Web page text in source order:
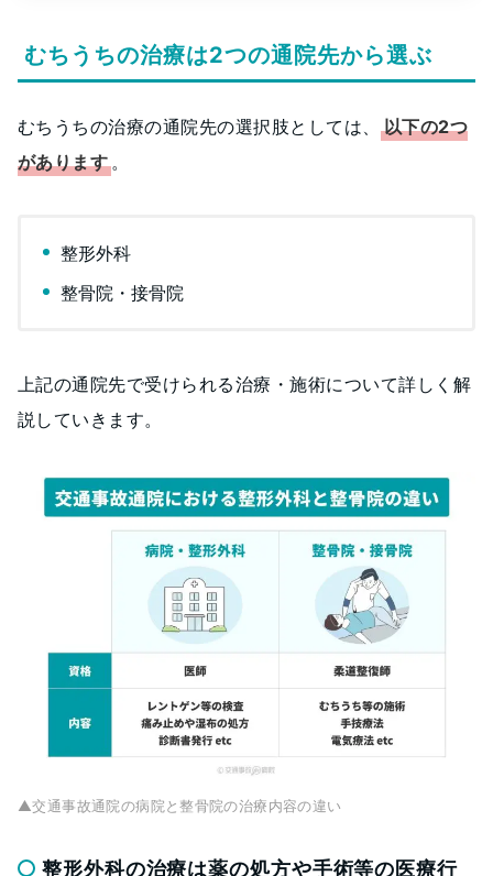
むちうちの治療は2つの通院先から選ぶ
むちうちの治療の通院先の選択肢としては、
以下の2つ
があります 。
整形外科
整骨院・接骨院
上記の通院先で受けられる治療・施術について詳しく解
説していきます。
▲交通事故通院の病院と整骨院の治療内容の違い
整形外科の治療は薬の処方や手術等の医療行